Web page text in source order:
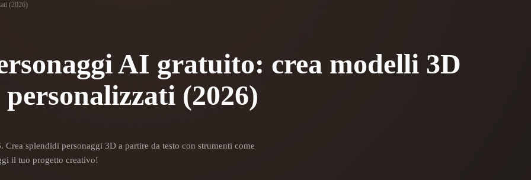
API
Integra la nostra AI creativa nella tua app o nel
tuo flusso di lavoro.
texture IA
IA
Motore di ricerca per modelli 3D
(2026)
AI gratuito: crea modelli 3D
personalizzati (2026)
splendidi personaggi 3D a partire da testo con strumenti come
il tuo progetto creativo!